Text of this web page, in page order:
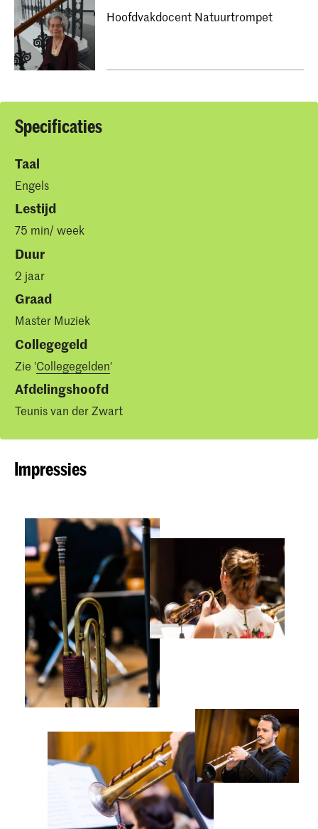
Hoofdvakdocent Natuurtrompet
Specificaties
Taal
Engels
Lestijd
75 min/ week
Duur
2 jaar
Graad
Master Muziek
Collegegeld
Zie 'Collegegelden'
Afdelingshoofd
Teunis van der Zwart
Impressies